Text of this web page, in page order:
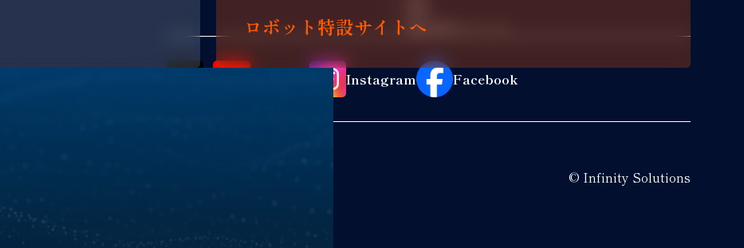
ロボット特設サイトへ機上計測コンソール
Instagram Facebook
© Infinity Solutions